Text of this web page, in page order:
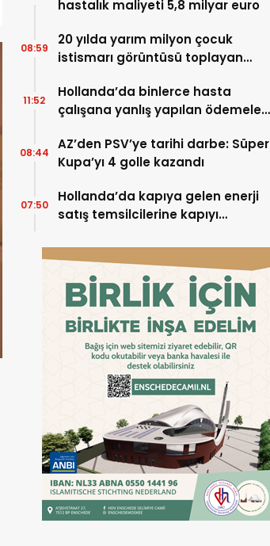
hastalık maliyeti 5,8 milyar euro
20 yılda yarım milyon çocuk
istismarı görüntüsü toplayan
08:59
Hollanda’da binlerce hasta
çalışana yanlış yapılan ödemeler
11:52
AZ’den PSV’ye tarihi darbe: Süper
Kupa’yı 4 golle kazandı
08:44
Hollanda’da kapıya gelen enerji
satış temsilcilerine kapıyı
07:50